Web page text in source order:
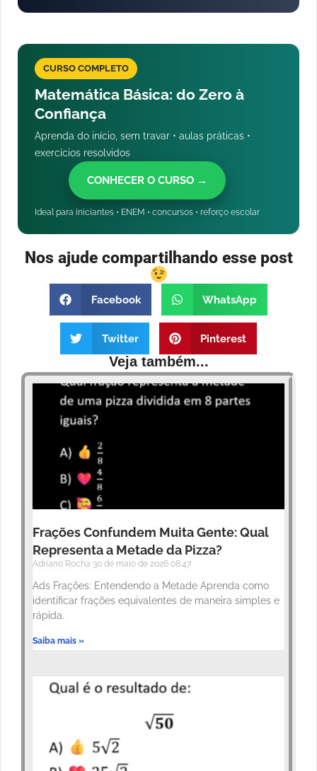
CURSO COMPLETO
Matemática Básica: do Zero à
Confiança
Aprenda do início, sem travar • aulas práticas •
exercícios resolvidos
CONHECER O CURSO →
Ideal para iniciantes • ENEM • concursos • reforço escolar
Nos ajude compartilhando esse post
Facebook WhatsApp
Twitter Pinterest
Veja também...
Frações Confundem Muita Gente: Qual
Representa a Metade da Pizza?
Adriano Rocha 30 de maio de 2026 08:47
Ads Frações: Entendendo a Metade Aprenda como
identificar frações equivalentes de maneira simples e
rápida.
Saiba mais »